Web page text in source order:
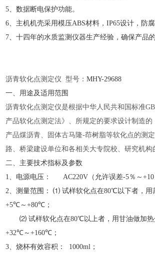
5、数据断电保护功能。
6、主机机壳采用模压ABS材料，IP65设计，防
7、十四年的水质监测仪器生产经验，确保产品
沥青软化点测定仪 型号：MHY-29688
一、用途及适用范围
沥青软化点测定仪是根据中华人民共和国标准
产品软化点测定法》、所规定的要求设计制造
产品煤沥青、固体古马隆-茚树脂等软化点的测
路、桥梁建设单位和各相关大专院校、研究机构
二、主要技术指标及参数
1、电源电压： AC220V（允许误差-5％～+10
2、测量范围： ⑴ 试样软化点在80℃以下者，用
+5℃～+80℃；
⑵ 试样软化点在80℃以上者，用甘油做加热
+32℃～+160℃；
3、烧杯有效容积： 1000ml；